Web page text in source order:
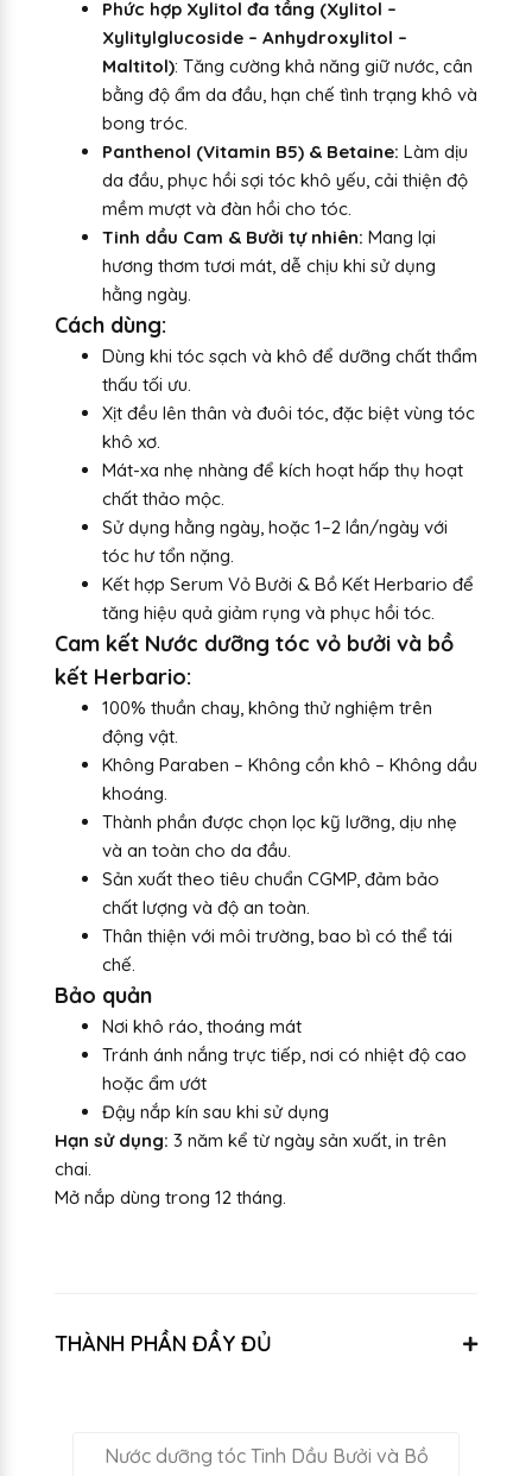
Phức hợp Xylitol đa tầng (Xylitol –
Xylitylglucoside – Anhydroxylitol –
Maltitol): Tăng cường khả năng giữ nước, cân
bằng độ ẩm da đầu, hạn chế tình trạng khô và
bong tróc.
Panthenol (Vitamin B5) & Betaine: Làm dịu
da đầu, phục hồi sợi tóc khô yếu, cải thiện độ
mềm mượt và đàn hồi cho tóc.
Tinh dầu Cam & Bưởi tự nhiên: Mang lại
hương thơm tươi mát, dễ chịu khi sử dụng
hằng ngày.
Cách dùng:
Dùng khi tóc sạch và khô để dưỡng chất thẩm
thấu tối ưu.
Xịt đều lên thân và đuôi tóc, đặc biệt vùng tóc
khô xơ.
Mát-xa nhẹ nhàng để kích hoạt hấp thụ hoạt
chất thảo mộc.
Sử dụng hằng ngày, hoặc 1–2 lần/ngày với
tóc hư tổn nặng.
Kết hợp Serum Vỏ Bưởi & Bồ Kết Herbario để
tăng hiệu quả giảm rụng và phục hồi tóc.
Cam kết Nước dưỡng tóc vỏ bưởi và bồ
kết Herbario:
100% thuần chay, không thử nghiệm trên
động vật.
Không Paraben – Không cồn khô – Không dầu
khoáng.
Thành phần được chọn lọc kỹ lưỡng, dịu nhẹ
và an toàn cho da đầu.
Sản xuất theo tiêu chuẩn CGMP, đảm bảo
chất lượng và độ an toàn.
Thân thiện với môi trường, bao bì có thể tái
chế.
Bảo quản
Nơi khô ráo, thoáng mát
Tránh ánh nắng trực tiếp, nơi có nhiệt độ cao
hoặc ẩm ướt
Đậy nắp kín sau khi sử dụng
Hạn sử dụng: 3 năm kể từ ngày sản xuất, in trên
chai.
Mở nắp dùng trong 12 tháng.
THÀNH PHẦN ĐẦY ĐỦ
Nước dưỡng tóc Tinh Dầu Bưởi và Bồ